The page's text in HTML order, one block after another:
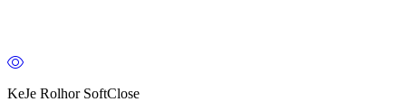
KeJe Rolhor SoftClose